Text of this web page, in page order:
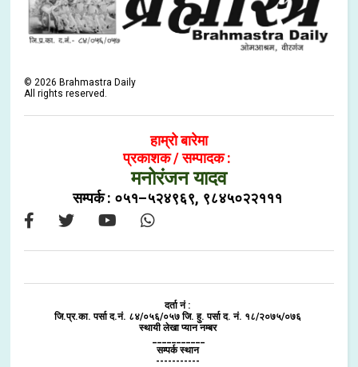
©2026 Brahmastra Daily
All rights reserved.
हाम्रो बारेमा
प्रकाशक / सम्पादक :
मनोरंजन यादव
सम्पर्क : ०५१–५२४९६९, ९८४५०२२१११
दर्ता नं :
जि.प्र.का. पर्सा द.नं. ८४/०५६/०५७ जि. हु. पर्सा द. नं. १८/२०७५/०७६
स्थायी लेखा प्यान नम्बर
___________
सम्पर्क स्थान
-----------